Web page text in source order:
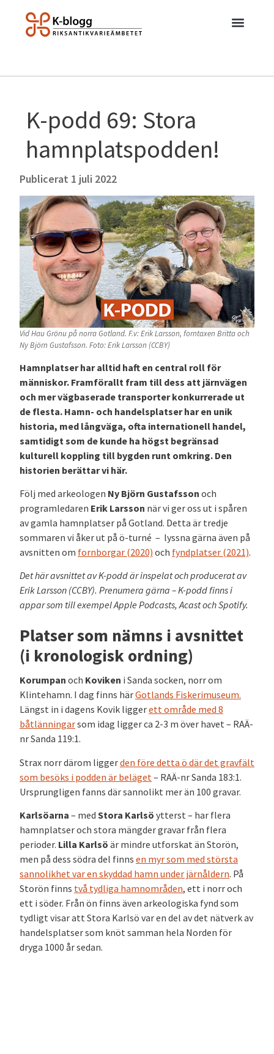
K-podd 69: Stora
hamnplatspodden!
Publicerat 1 juli 2022
Vid Hau Grönu på norra Gotland. F.v: Erik Larsson, forntaxen Britta och
Ny Björn Gustafsson. Foto: Erik Larsson (CCBY)
Hamnplatser har alltid haft en central roll för
människor. Framförallt fram till dess att järnvägen
och mer vägbaserade transporter konkurrerade ut
de flesta. Hamn- och handelsplatser har en unik
historia, med långväga, ofta internationell handel,
samtidigt som de kunde ha högst begränsad
kulturell koppling till bygden runt omkring. Den
historien berättar vi här.
Följ med arkeologen Ny Björn Gustafsson och
programledaren Erik Larsson när vi ger oss ut i spåren
av gamla hamnplatser på Gotland. Detta är tredje
sommaren vi åker ut på ö-turné – lyssna gärna även på
avsnitten om fornborgar (2020) och fyndplatser (2021).
Det här avsnittet av K-podd är inspelat och producerat av
Erik Larsson (CCBY). Prenumera gärna – K-podd finns i
appar som till exempel Apple Podcasts, Acast och Spotify.
Platser som nämns i avsnittet
(i kronologisk ordning)
Korumpan och Koviken i Sanda socken, norr om
Klintehamn. I dag finns härGotlands Fiskerimuseum.
Längst in i dagens Kovik liggerett område med 8
båtlänningarsom idag ligger ca 2-3 m över havet – RAÄ-
nrSanda 119:1.
Strax norr därom liggerden före detta ö där det gravfält
som besöks i podden är beläget – RAÄ-nrSanda 183:1.
Ursprungligen fanns där sannolikt mer än 100 gravar.
Karlsöarna – med Stora Karlsö ytterst – har flera
hamnplatser och stora mängder gravar från flera
perioder. Lilla Karlsö är mindre utforskat än Storön,
men på dess södra del finns en myr som med största
sannolikhet var en skyddad hamn under järnåldern. På
Storön finns två tydliga hamnområden, ett i norr och
ett i söder. Från ön finns även arkeologiska fynd som
tydligt visar att Stora Karlsö var en del av det nätverk av
handelsplatser som knöt samman hela Norden för
dryga 1000 år sedan.